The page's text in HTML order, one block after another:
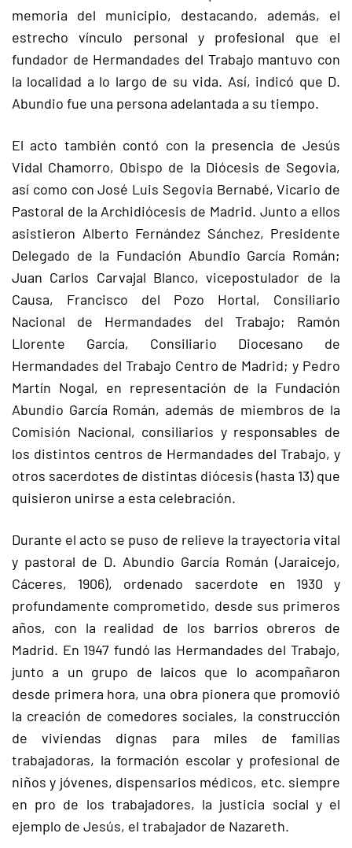
memoria del municipio, destacando, además, el
estrecho vínculo personal y profesional que el
fundador de Hermandades del Trabajo mantuvo con
la localidad a lo largo de su vida. Así, indicó que D.
Abundio fue una persona adelantada a su tiempo.
El acto también contó con la presencia de Jesús
Vidal Chamorro, Obispo de la Diócesis de Segovia,
así como con José Luis Segovia Bernabé, Vicario de
Pastoral de la Archidiócesis de Madrid. Junto a ellos
asistieron Alberto Fernández Sánchez, Presidente
Delegado de la Fundación Abundio García Román;
Juan Carlos Carvajal Blanco, vicepostulador de la
Causa, Francisco del Pozo Hortal, Consiliario
Nacional de Hermandades del Trabajo; Ramón
Llorente García, Consiliario Diocesano de
Hermandades del Trabajo Centro de Madrid; y Pedro
Martín Nogal, en representación de la Fundación
Abundio García Román, además de miembros de la
Comisión Nacional, consiliarios y responsables de
los distintos centros de Hermandades del Trabajo, y
otros sacerdotes de distintas diócesis (hasta 13) que
quisieron unirse a esta celebración.
Durante el acto se puso de relieve la trayectoria vital
y pastoral de D. Abundio García Román (Jaraicejo,
Cáceres, 1906), ordenado sacerdote en 1930 y
profundamente comprometido, desde sus primeros
años, con la realidad de los barrios obreros de
Madrid. En 1947 fundó las Hermandades del Trabajo,
junto a un grupo de laicos que lo acompañaron
desde primera hora, una obra pionera que promovió
la creación de comedores sociales, la construcción
de viviendas dignas para miles de familias
trabajadoras, la formación escolar y profesional de
niños y jóvenes, dispensarios médicos, etc. siempre
en pro de los trabajadores, la justicia social y el
ejemplo de Jesús, el trabajador de Nazareth.